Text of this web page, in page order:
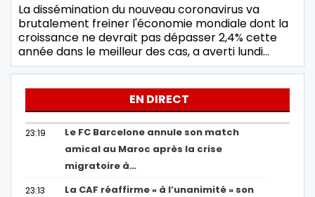
La dissémination du nouveau coronavirus va
brutalement freiner l'économie mondiale dont la
croissance ne devrait pas dépasser 2,4% cette
année dans le meilleur des cas, a averti lundi…
EN DIRECT
23:19
Le FC Barcelone annule son match
amical au Maroc après la crise
migratoire à…
23:13
La CAF réaffirme « à l’unanimité » son